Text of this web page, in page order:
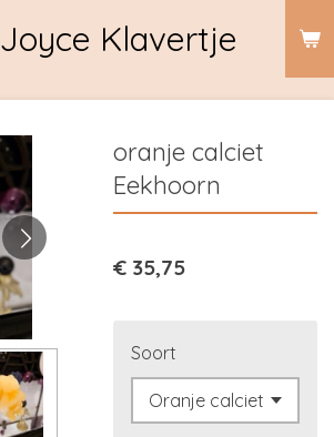
Joyce Klavertje
oranje calciet
Eekhoorn
€ 35,75
Soort